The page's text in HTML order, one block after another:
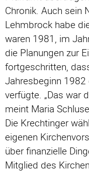
Chronik. Auch sein
Lehmbrock habe
waren 1981, im
die Planungen zur
fortgeschritten,
Jahresbeginn 1982
verfügte. „Das war
meint Maria
Die Krechtinger
eigenen
über finanzielle
Mitglied des